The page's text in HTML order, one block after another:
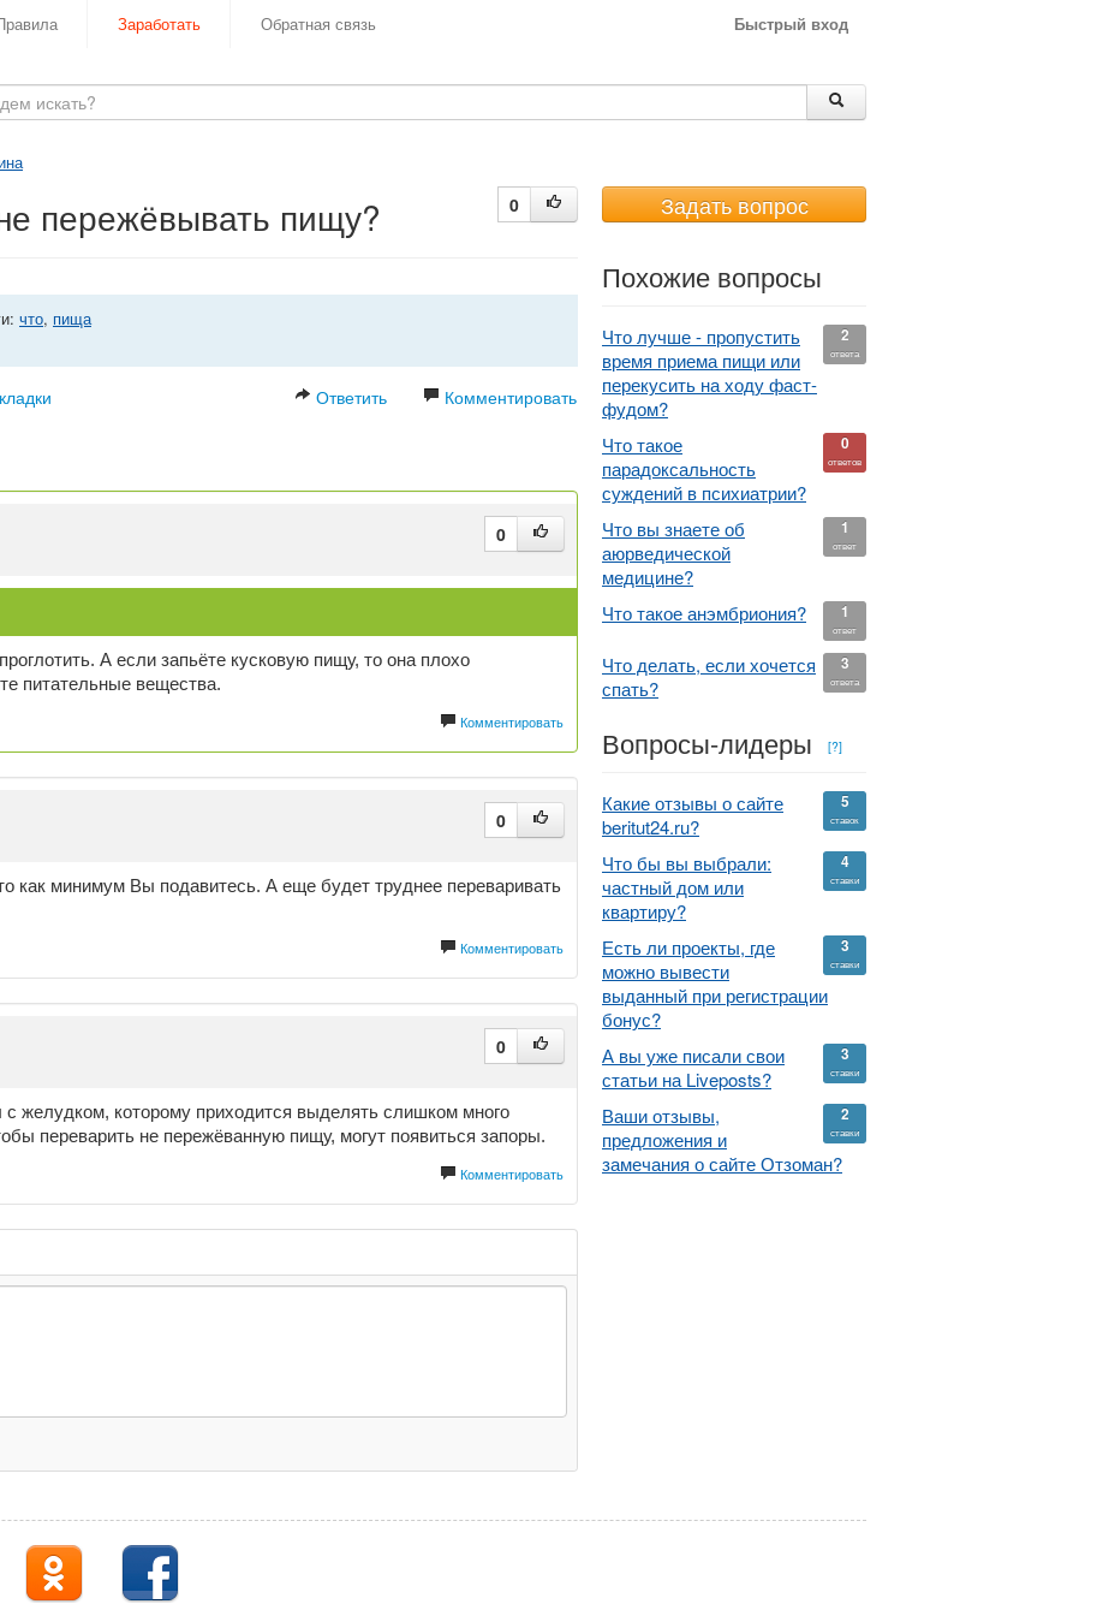
Заработать Обратная связь Быстрый вход
0
пережёвывать пищу?
что, пища
Ответить Комментировать
0
А если запьёте кусковую пищу, то она плохо
питательные вещества.
Комментировать
0
как минимум Вы подавитесь. А еще будет труднее переваривать
Комментировать
0
желудком, которому приходится выделять слишком много
переварить не пережёванную пищу, могут появиться запоры.
Комментировать
Задать вопрос
Похожие вопросы
2
ответа
Что лучше - пропустить
время приема пищи или
перекусить на ходу фаст-
фудом?
0
ответов
Что такое
парадоксальность
суждений в психиатрии?
1
ответ
Что вы знаете об
аюрведической
медицине?
1
ответ
Что такое анэмбриония?
3
ответа
Что делать, если хочется
спать?
Вопросы-лидеры [?]
5
ставок
Какие отзывы о сайте
beritut24.ru?
4
ставки
Что бы вы выбрали:
частный дом или
квартиру?
3
ставки
Есть ли проекты, где
можно вывести
выданный при регистрации
бонус?
3
ставки
А вы уже писали свои
статьи на Liveposts?
2
ставки
Ваши отзывы,
предложения и
замечания о сайте Отзоман?